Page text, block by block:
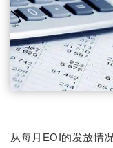
从每月EOI的发放情